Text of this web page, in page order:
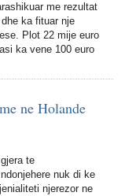
me rezultat
ka fituar nje
Plot 22 mije euro
ka vene 100 euro
ne Holande
te
nuk di ke
njerezor ne